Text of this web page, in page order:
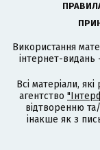
Використання
інтернет-видань
Всі матеріали,
агентство
відтворенню
інакше як з